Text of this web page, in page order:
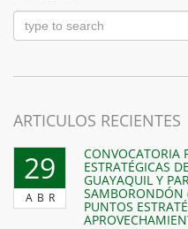
ARTICULOS RECIENTES
29
ABR
CONVOCATORIA
ESTRATÉGICAS
GUAYAQUIL Y
SAMBORONDÓN
PUNTOS